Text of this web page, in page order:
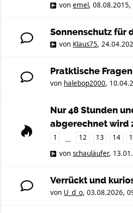
von emel, 08.08.2015,
Sonnenschutz für
von Klaus75,
Pratktische
von halebop2000,
Nur 48 Stunden
abgerechnet wird
1 … 12 13 14
von schauläufer,
Verrückt und
von U_d_o, 03.08.2026,